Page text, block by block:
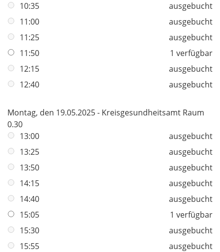
10:35
ausgebucht
11:00
ausgebucht
11:25
ausgebucht
11:50
1 verfügbar
12:15
ausgebucht
12:40
ausgebucht
Montag, den 19.05.2025 - Kreisgesundheitsamt Raum
0.30
13:00
ausgebucht
13:25
ausgebucht
13:50
ausgebucht
14:15
ausgebucht
14:40
ausgebucht
15:05
1 verfügbar
15:30
ausgebucht
15:55
ausgebucht